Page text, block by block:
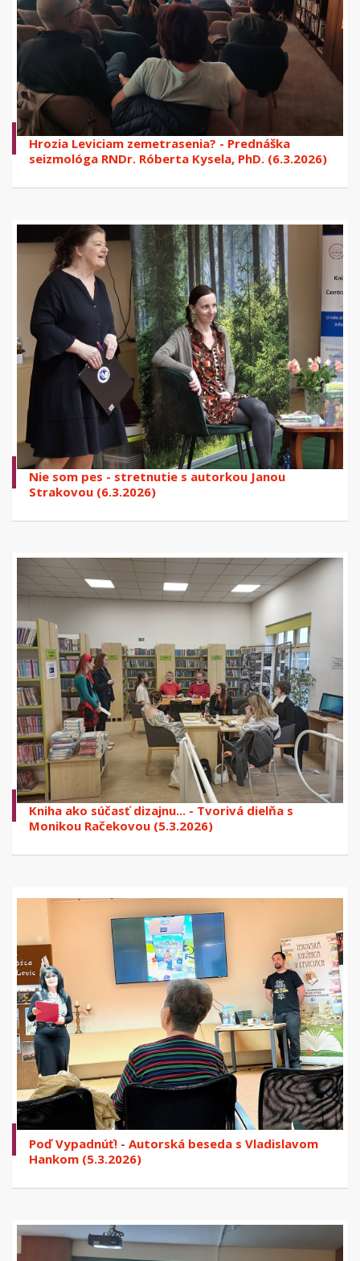
Hrozia Leviciam zemetrasenia? - Prednáška
seizmológa RNDr. Róberta Kysela, PhD. (6.3.2026)
Nie som pes - stretnutie s autorkou Janou
Strakovou (6.3.2026)
Kniha ako súčasť dizajnu... - Tvorivá dielňa s
Monikou Račekovou (5.3.2026)
Poď Vypadnúť! - Autorská beseda s Vladislavom
Hankom (5.3.2026)